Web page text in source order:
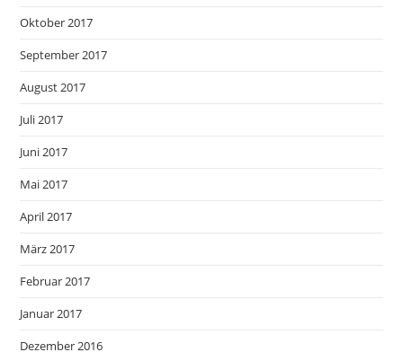
Oktober 2017
September 2017
August 2017
Juli 2017
Juni 2017
Mai 2017
April 2017
März 2017
Februar 2017
Januar 2017
Dezember 2016